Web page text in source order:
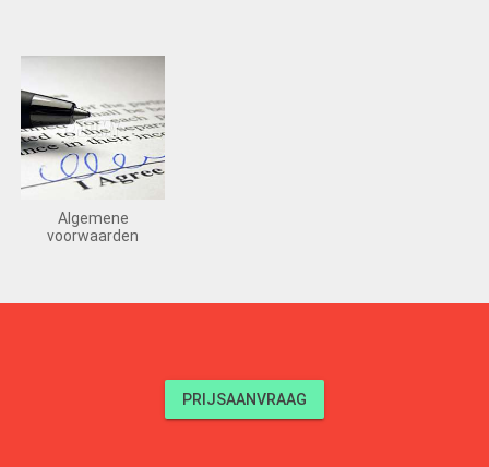
Algemene
voorwaarden
PRIJSAANVRAAG